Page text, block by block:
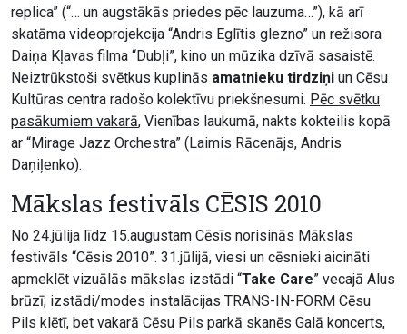
replica” (“… un augstākās priedes pēc lauzuma…”), kā arī
skatāma videoprojekcija “Andris Eglītis glezno” un režisora
Daiņa Kļavas filma “Dubļi”, kino un mūzika dzīvā sasaistē.
Neiztrūkstoši svētkus kuplinās amatnieku tirdziņi un Cēsu
Kultūras centra radošo kolektīvu priekšnesumi. Pēc svētku
pasākumiem vakarā, Vienības laukumā, nakts kokteilis kopā
ar “Mirage Jazz Orchestra” (Laimis Rācenājs, Andris
Daņiļenko).
Mākslas festivāls CĒSIS 2010
No 24.jūlija līdz 15.augustam Cēsīs norisinās Mākslas
festivāls “Cēsis 2010”. 31.jūlijā, viesi un cēsnieki aicināti
apmeklēt vizuālās mākslas izstādi “Take Care” vecajā Alus
brūzī; izstādi/modes instalācijas TRANS-IN-FORM Cēsu
Pils klētī, bet vakarā Cēsu Pils parkā skanēs Galā koncerts,